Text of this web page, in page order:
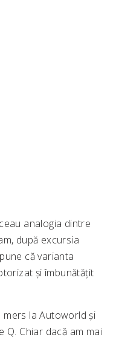
analogia dintre
după excursia
că varianta
și îmbunătățit
mers la Autoworld și
Q. Chiar dacă am mai